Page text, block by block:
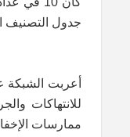
جدول التصنيف
أعربت الشبكة
للانتهاكات
ممارسات